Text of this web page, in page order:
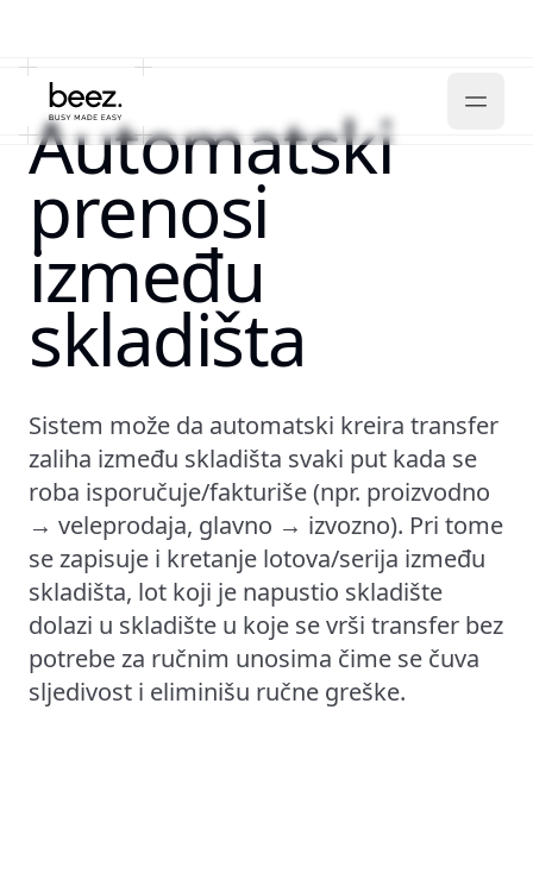
Automatski
prenosi
između
skladišta
Sistem može da automatski kreira transfer
zaliha između skladišta svaki put kada se
roba isporučuje/fakturiše (npr. proizvodno
→ veleprodaja, glavno → izvozno). Pri tome
se zapisuje i kretanje lotova/serija između
skladišta, lot koji je napustio skladište
dolazi u skladište u koje se vrši transfer bez
potrebe za ručnim unosima čime se čuva
sljedivost i eliminišu ručne greške.